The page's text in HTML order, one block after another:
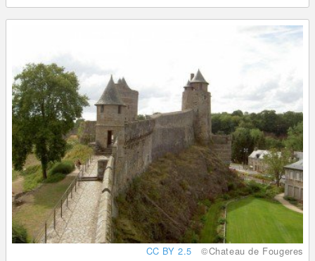
CC BY 2.5 ©Chateau de Fougeres